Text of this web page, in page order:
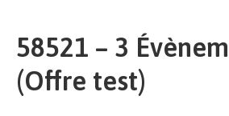
Offres
Publier
58521 – 3
(Offre test)